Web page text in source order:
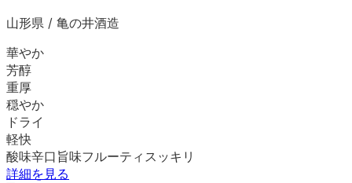
山形県 / 亀の井酒造
華やか
芳醇
重厚
穏やか
ドライ
軽快
酸味辛口 旨味フルーティ スッキリ
詳細を見る